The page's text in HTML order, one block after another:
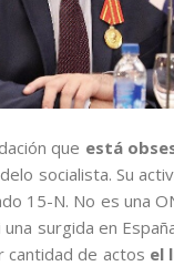
que está
socialista. Su
15-N. No es una
surgida en
cantidad de actos el